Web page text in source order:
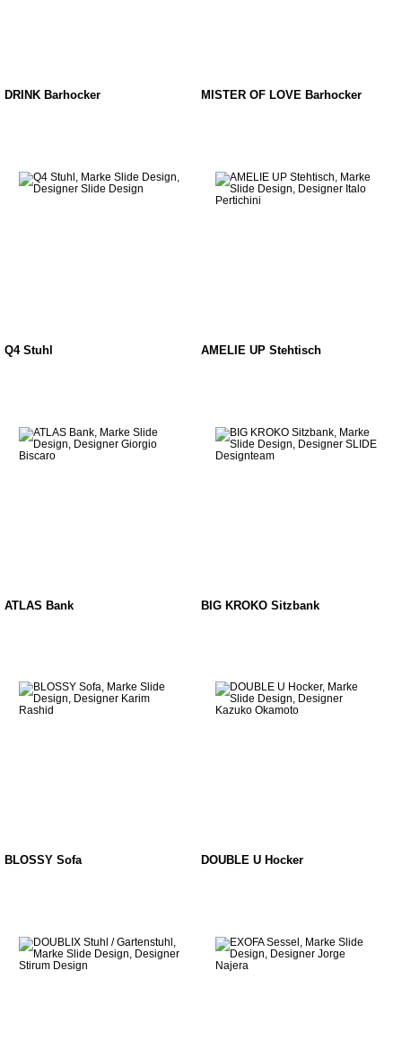
DRINK Barhocker MISTER OF LOVE Barhocker
Q4 Stuhl AMELIE UP Stehtisch
ATLAS Bank BIG KROKO Sitzbank
BLOSSY Sofa DOUBLE U Hocker